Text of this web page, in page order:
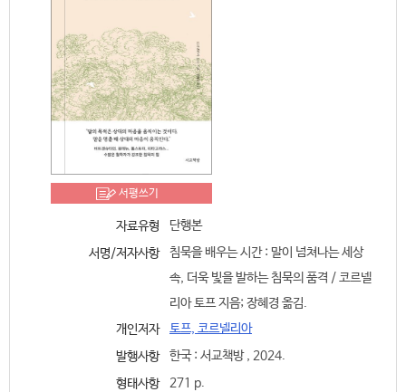
서평쓰기
자료유형
단행본
서명/저자사항
침묵을 배우는 시간 : 말이 넘쳐나는 세상
속, 더욱 빛을 발하는 침묵의 품격 / 코르넬
리아 토프 지음; 장혜경 옮김.
개인저자
토프, 코르넬리아
발행사항
한국 : 서교책방 , 2024.
형태사항
271 p.